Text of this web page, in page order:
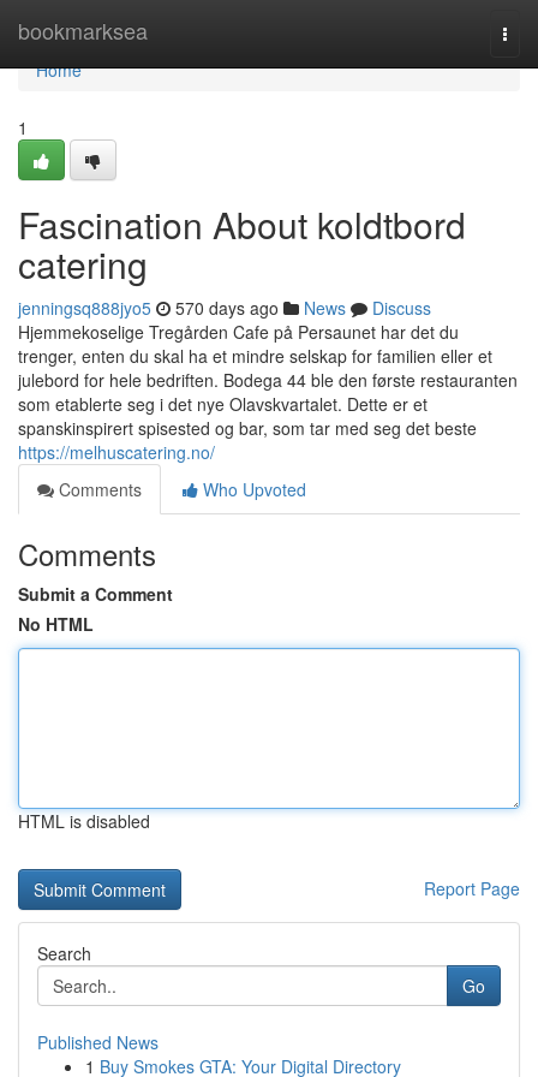
bookmarksea
Home
Home
1
Fascination About koldtbord
catering
jenningsq888jyo5 570 days ago News
Discuss
Hjemmekoselige Tregården Cafe på Persaunet har det du
trenger, enten du skal ha et mindre selskap for familien eller et
julebord for hele bedriften. Bodega 44 ble den første restauranten
som etablerte seg i det nye Olavskvartalet. Dette er et
spanskinspirert spisested og bar, som tar med seg det beste
https://melhuscatering.no/
Comments
Who Upvoted
Comments
Submit a Comment
No HTML
HTML is disabled
Report Page
Search
Go
Published News
1 Buy Smokes GTA: Your Digital Directory